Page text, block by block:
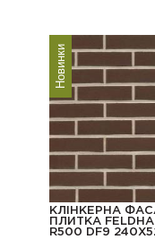
Новинки
КЛІНКЕРНА
ПЛИТКА
R500 DF9